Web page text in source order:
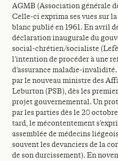
AGMB (Association générale
Celle-ci exprima ses vues sur
blanc publié en 1961. En avril
déclaration inaugurale du
social-chrétien/socialiste
l’intention de procéder à une
d’assurance maladie-
par le nouveau ministre des
Leburton (PSB), dès les
projet gouvernemental. Un
par les parties dès le 20
tard, le mécontentement
assemblée de médecins
souvent les devanciers de la
de son durcissement). En